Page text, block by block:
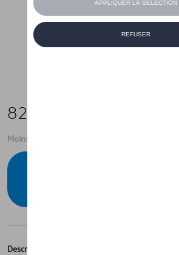
82,00 €
Moins de 5 pcs disponibles.
Description